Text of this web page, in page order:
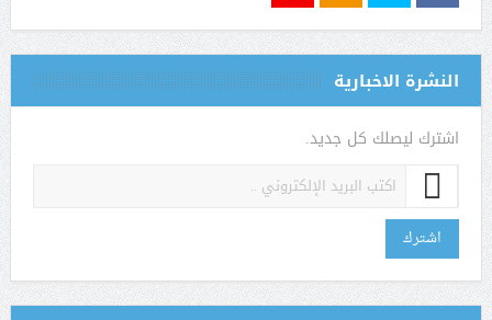
النشرة الاخبارية
اشترك ليصلك كل جديد.
اشترك